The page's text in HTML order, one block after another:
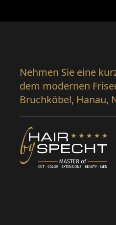
Nehmen Sie eine
dem modernen
Bruchköbel, Hanau,